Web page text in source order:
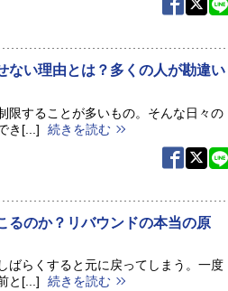
ない理由とは？多くの人が勘違い
限することが多いもの。そんな日々の
き[...]
続きを読む
るのか？リバウンドの本当の原
ばらくすると元に戻ってしまう。一度
と[...]
続きを読む